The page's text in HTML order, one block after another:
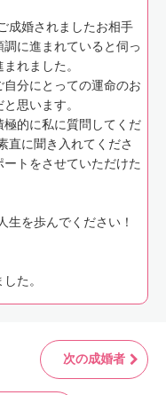
成婚されましたお相手
に進まれていると伺っ
れました。
分にとっての運命のお
思います。
的に私に質問してくだ
直に聞き入れてくださ
トをさせていただけた
生を歩んでください！
た。
次の成婚者